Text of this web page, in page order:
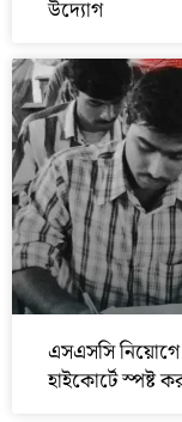
উদ্যোগ
এসএসসি নিয়োগে
হাইকোর্টে স্পষ্ট